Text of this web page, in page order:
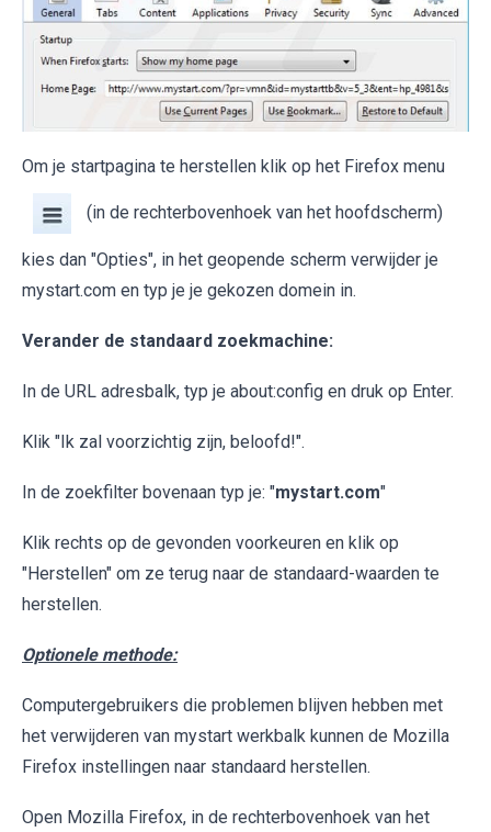
Om je startpagina te herstellen klik op het Firefox menu
(in de rechterbovenhoek van het hoofdscherm)
kies dan "Opties", in het geopende scherm verwijder je
mystart.com en typ je je gekozen domein in.
Verander de standaard zoekmachine:
In de URL adresbalk, typ je about:config en druk op Enter.
Klik "Ik zal voorzichtig zijn, beloofd!".
In de zoekfilter bovenaan typ je: "mystart.com"
Klik rechts op de gevonden voorkeuren en klik op
"Herstellen" om ze terug naar de standaard-waarden te
herstellen.
Optionele methode:
Computergebruikers die problemen blijven hebben met
het verwijderen van mystart werkbalk kunnen de Mozilla
Firefox instellingen naar standaard herstellen.
Open Mozilla Firefox, in de rechterbovenhoek van het